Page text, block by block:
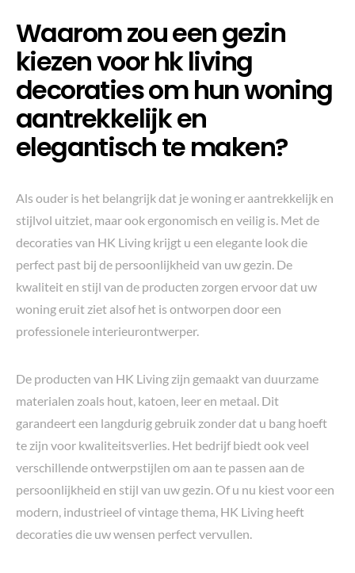
Waarom zou een gezin
kiezen voor hk living
decoraties om hun woning
aantrekkelijk en
elegantisch te maken?
Als ouder is het belangrijk dat je woning er aantrekkelijk en
stijlvol uitziet, maar ook ergonomisch en veilig is. Met de
decoraties van HK Living krijgt u een elegante look die
perfect past bij de persoonlijkheid van uw gezin. De
kwaliteit en stijl van de producten zorgen ervoor dat uw
woning eruit ziet alsof het is ontworpen door een
professionele interieurontwerper.
De producten van HK Living zijn gemaakt van duurzame
materialen zoals hout, katoen, leer en metaal. Dit
garandeert een langdurig gebruik zonder dat u bang hoeft
te zijn voor kwaliteitsverlies. Het bedrijf biedt ook veel
verschillende ontwerpstijlen om aan te passen aan de
persoonlijkheid en stijl van uw gezin. Of u nu kiest voor een
modern, industrieel of vintage thema, HK Living heeft
decoraties die uw wensen perfect vervullen.